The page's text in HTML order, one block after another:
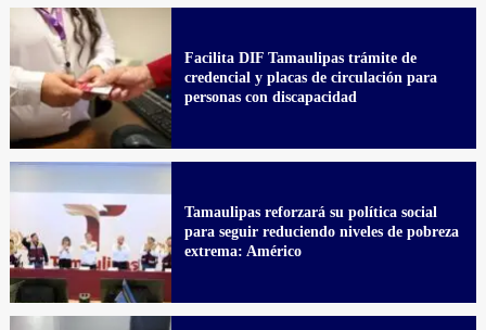
Facilita DIF Tamaulipas trámite de
credencial y placas de circulación para
personas con discapacidad
Tamaulipas reforzará su política social
para seguir reduciendo niveles de pobreza
extrema: Américo